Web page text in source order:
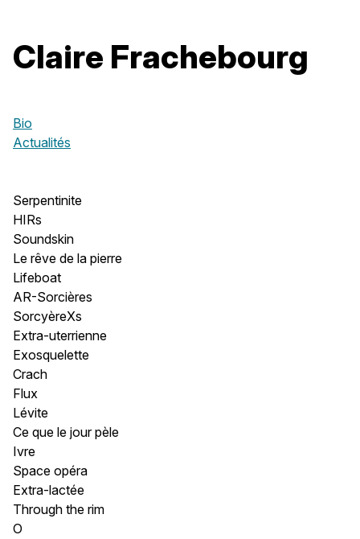
Claire Frachebourg
Bio
Actualités
Serpentinite
HIRs
Soundskin
Le rêve de la pierre
Lifeboat
AR-Sorcières
SorcyèreXs
Extra-uterrienne
Exosquelette
Crach
Flux
Lévite
Ce que le jour pèle
Ivre
Space opéra
Extra-lactée
Through the rim
O